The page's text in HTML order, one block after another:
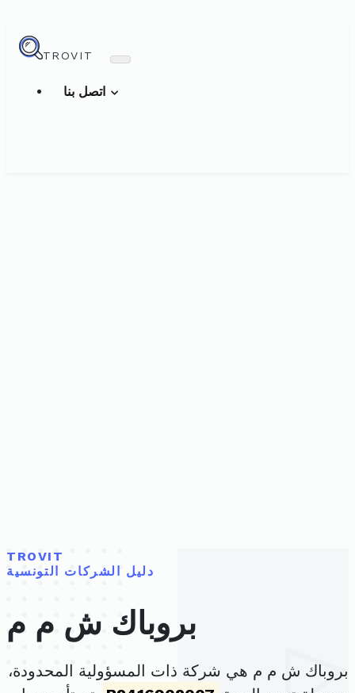
TROVIT
TROVIT
دليل الشركات التونسية
بروباك ش م م
بروباك ش م م هي شركة ذات المسؤولية المحدودة،